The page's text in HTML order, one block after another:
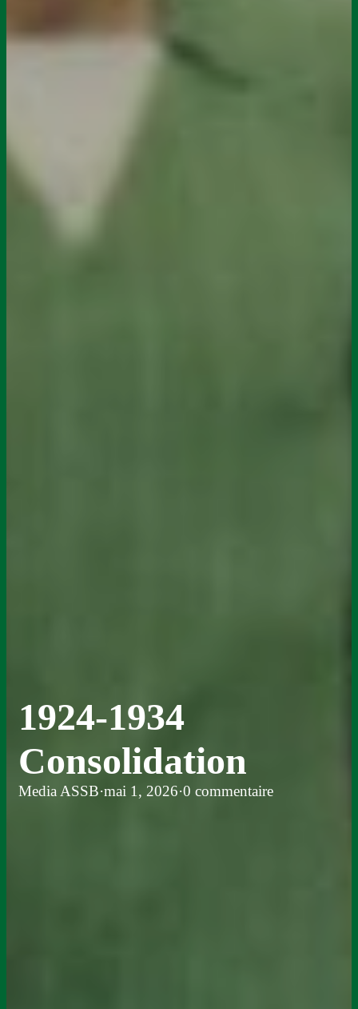
1924-1934
Consolidation
Media ASSB·mai 1, 2026·0 commentaire